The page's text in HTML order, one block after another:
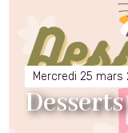
Mercredi 25 mars